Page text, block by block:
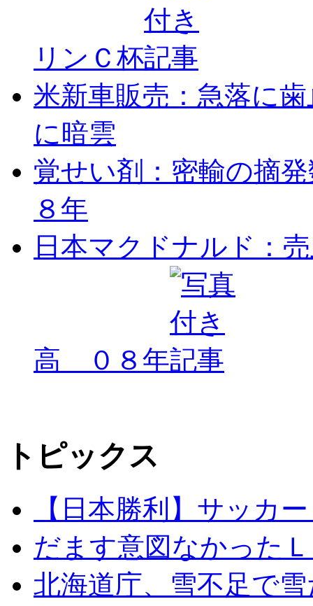
リンＣ杯
米新車販売：急落に
に暗雲
覚せい剤：密輸の摘
８年
日本マクドナルド：
高 ０８年
トピックス
【日本勝利】サッカ
だます意図なかった
北海道庁、雪不足で